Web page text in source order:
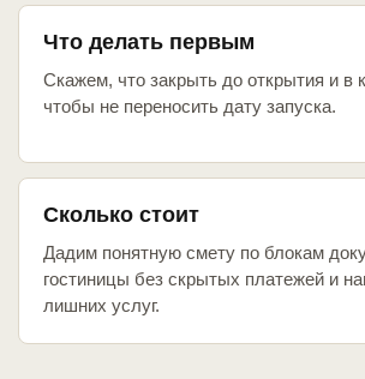
Что делать первым
Скажем, что закрыть до открытия и в
чтобы не переносить дату запуска.
Сколько стоит
Дадим понятную смету по блокам
гостиницы без скрытых платежей и
лишних услуг.